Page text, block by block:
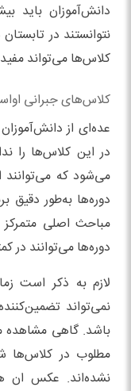
دانش‌آموزان باید
نتوانستند در
کلاس‌ها می‌تواند
کلاس‌های جبرانی
عده‌ای از
در این کلاس‌ها را
می‌شود که
دوره‌ها به‌طور دقیق
مباحث اصلی
دوره‌ها می‌توانند در
لازم به ذکر است
نمی‌تواند
باشد. گاهی مشاهده
مطلوب در کلاس‌ها
نشده‌اند. عکس ان